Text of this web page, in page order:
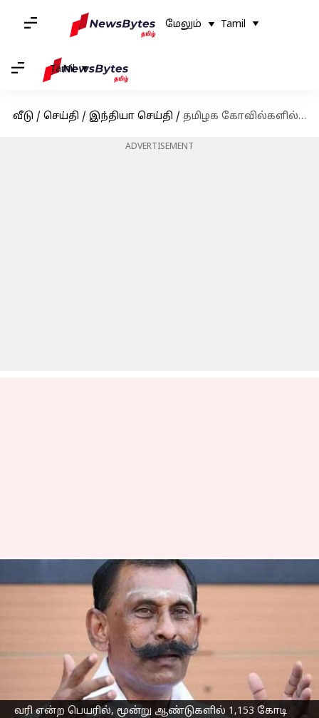
மேலும் Tamil
Tamil
வீடு / செய்தி / இந்தியா செய்தி / தமிழக கோவில்களில் கோடிக்கணக்கில் கொள்ளை: அதிர்ச்சி ஏற்படுத்தும் ஓய்வுபெற்ற ஐ.ஜி. பொன் மாணிக்கவேல்
ADVERTISEMENT
வரி என்ற பெயரில், மூன்று ஆண்டுகளில் 1,153 கோடி
தமிழக கோவில்களில்
கோடிக்கணக்கில்
கொள்ளை: அதிர்ச்சி
ஏற்படுத்தும் ஓய்வுபெற்ற
ஐ.ஜி. பொன்
மாணிக்கவேல்
எழுதியவர் Venkatalakshmi V Dec 03, 2024 08:02 am